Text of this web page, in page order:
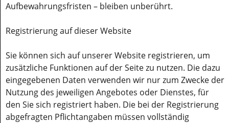
Aufbewahrungsfristen – bleiben unberührt.
Registrierung auf dieser Website
Sie können sich auf unserer Website registrieren, um
zusätzliche Funktionen auf der Seite zu nutzen. Die dazu
eingegebenen Daten verwenden wir nur zum Zwecke der
Nutzung des jeweiligen Angebotes oder Dienstes, für
den Sie sich registriert haben. Die bei der Registrierung
abgefragten Pflichtangaben müssen vollständig